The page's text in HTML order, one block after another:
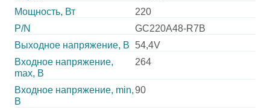
Мощность, Вт
220
P/N
GC220A48-R7B
Выходное напряжение, В
54,4V
Входное напряжение,
max, В
264
Входное напряжение, min,
В
90